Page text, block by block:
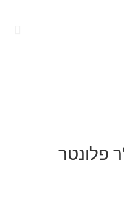
פלונטר